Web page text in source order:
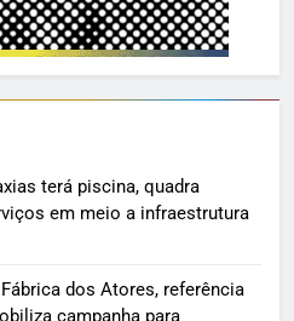
terá piscina, quadra
em meio a infraestrutura
dos Atores, referência
campanha para